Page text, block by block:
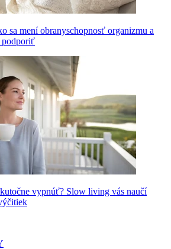
sa mení obranyschopnosť organizmu a
podporiť
vypnúť? Slow living vás naučí